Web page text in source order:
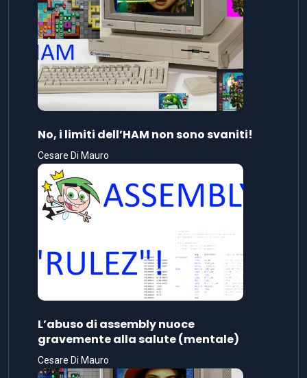
No, i limiti dell’HAM non sono svaniti!
Cesare Di Mauro
L’abuso di assembly nuoce
gravemente alla salute (mentale)
Cesare Di Mauro